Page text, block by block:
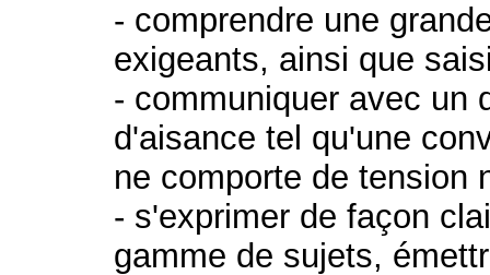
- comprendre une
exigeants, ainsi que
- communiquer avec un
d'aisance tel qu'une
ne comporte de tension
- s'exprimer de façon
gamme de sujets,